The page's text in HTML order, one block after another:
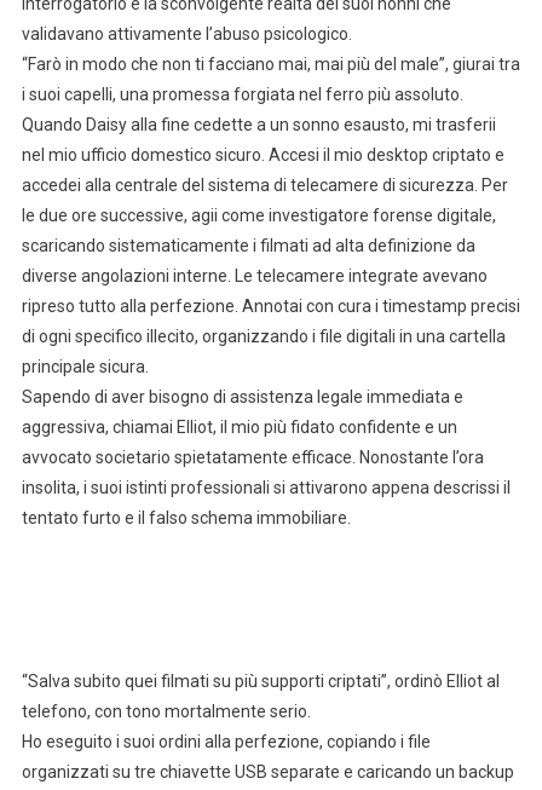
validavano attivamente l’abuso psicologico.
“Farò in modo che non ti facciano mai, mai più del male”, giurai tra
i suoi capelli, una promessa forgiata nel ferro più assoluto.
Quando Daisy alla fine cedette a un sonno esausto, mi trasferii
nel mio ufficio domestico sicuro. Accesi il mio desktop criptato e
accedei alla centrale del sistema di telecamere di sicurezza. Per
le due ore successive, agii come investigatore forense digitale,
scaricando sistematicamente i filmati ad alta definizione da
diverse angolazioni interne. Le telecamere integrate avevano
ripreso tutto alla perfezione. Annotai con cura i timestamp precisi
di ogni specifico illecito, organizzando i file digitali in una cartella
principale sicura.
Sapendo di aver bisogno di assistenza legale immediata e
aggressiva, chiamai Elliot, il mio più fidato confidente e un
avvocato societario spietatamente efficace. Nonostante l’ora
insolita, i suoi istinti professionali si attivarono appena descrissi il
tentato furto e il falso schema immobiliare.
“Salva subito quei filmati su più supporti criptati”, ordinò Elliot al
telefono, con tono mortalmente serio.
Ho eseguito i suoi ordini alla perfezione, copiando i file
organizzati su tre chiavette USB separate e caricando un backup